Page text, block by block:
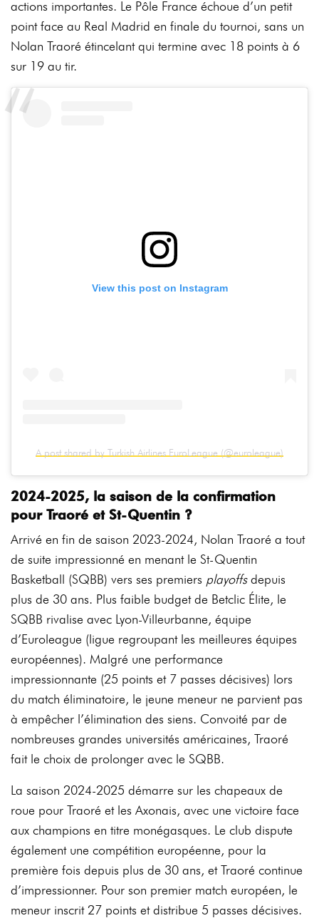
actions importantes. Le Pôle France échoue d’un petit
point face au Real Madrid en finale du tournoi, sans un
Nolan Traoré étincelant qui termine avec 18 points à 6
sur 19 au tir.
View this post on Instagram
A post shared by Turkish Airlines EuroLeague (@euroleague)
2024-2025, la saison de la confirmation
pour Traoré et St-Quentin ?
Arrivé en fin de saison 2023-2024, Nolan Traoré a tout
de suite impressionné en menant le St-Quentin
Basketball (SQBB) vers ses premiers playoffsdepuis
plus de 30 ans. Plus faible budget de Betclic Élite, le
SQBB rivalise avec Lyon-Villeurbanne, équipe
d’Euroleague (ligue regroupant les meilleures équipes
européennes). Malgré une performance
impressionnante (25 points et 7 passes décisives) lors
du match éliminatoire, le jeune meneur ne parvient pas
à empêcher l’élimination des siens. Convoité par de
nombreuses grandes universités américaines, Traoré
fait le choix de prolonger avec le SQBB.
La saison 2024-2025 démarre sur les chapeaux de
roue pour Traoré et les Axonais, avec une victoire face
aux champions en titre monégasques. Le club dispute
également une compétition européenne, pour la
première fois depuis plus de 30 ans, et Traoré continue
d’impressionner. Pour son premier match européen, le
meneur inscrit 27 points et distribue 5 passes décisives.